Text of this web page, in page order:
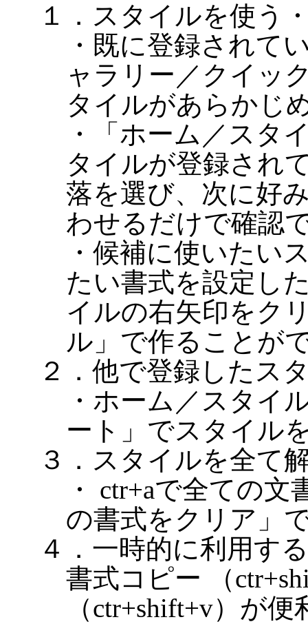
１．スタイルを使う
・既に登録されて
ャラリー／クイッ
タイルがあらかじ
・「ホーム／スタ
タイルが登録され
落を選び、次に好
わせるだけで確認
・候補に使いたい
たい書式を設定し
イルの右矢印をク
ル」で作ることが
２．他で登録したス
・ホーム／スタイ
ート」でスタイル
３．スタイルを全て
・ ctr+aで全ての
の書式をクリア」
４．一時的に利用す
書式コピー （
（ctr+shift+v）が便